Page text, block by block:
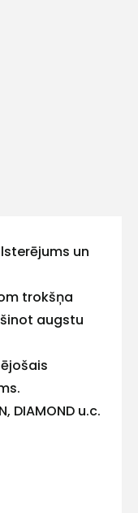
un
trokšņa
augstu
DIAMOND u.c.